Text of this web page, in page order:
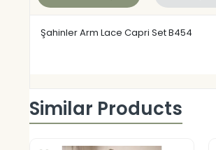
Şahinler Arm Lace Capri Set B454
Similar Products